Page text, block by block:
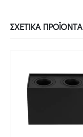
ΣΧΕΤΙΚΆ ΠΡΟΪΌΝΤΑ